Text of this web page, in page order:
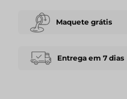
Maquete grátis
Entrega em 7 dias